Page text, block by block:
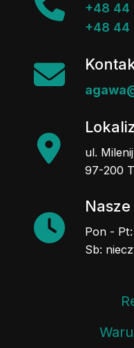
+48 44
+48 44
ul.
97-200
Pon -
Sb: